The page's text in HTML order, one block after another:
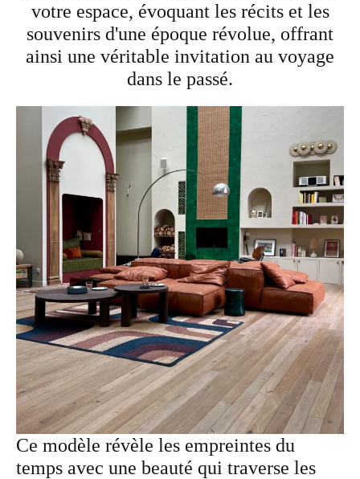
votre espace, évoquant les récits et les
souvenirs d'une époque révolue, offrant
ainsi une véritable invitation au voyage
dans le passé.
Ce modèle révèle les empreintes du
temps avec une beauté qui traverse les